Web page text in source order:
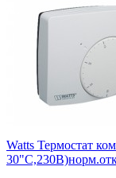
Watts Термостат